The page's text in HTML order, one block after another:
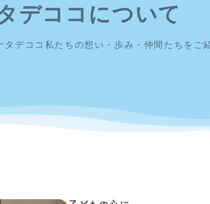
デココについて
タデココ私たちの想い・歩み・仲間たちをご